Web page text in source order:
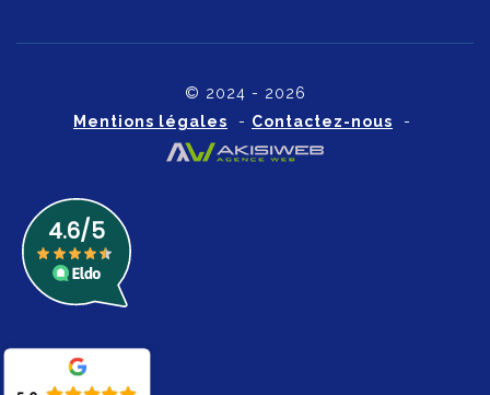
© 2024 - 2026
Mentions légales - Contactez-nous -